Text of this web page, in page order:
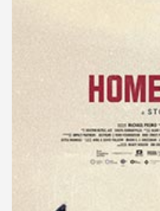
15 Nisan 2025 - 13:30